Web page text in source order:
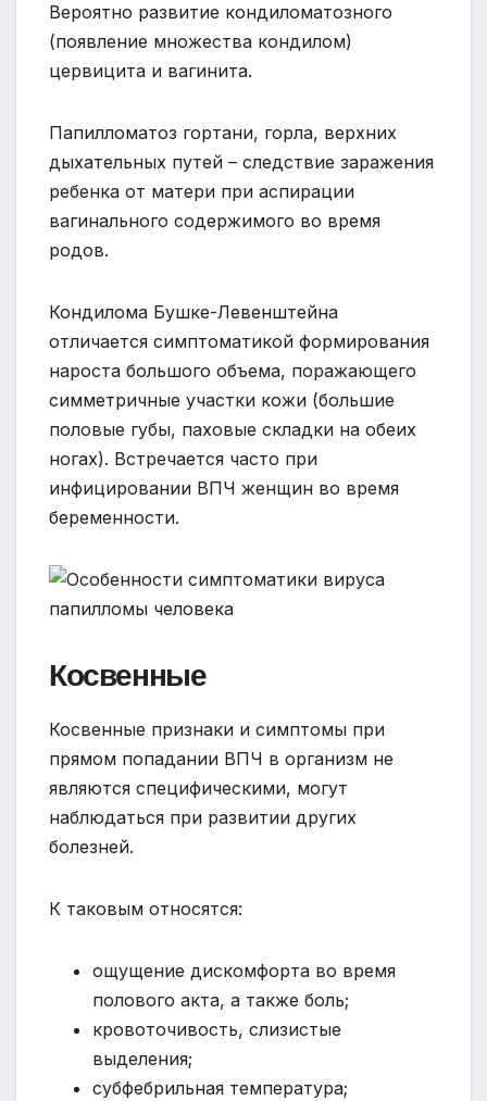
Вероятно развитие кондиломатозного
(появление множества кондилом)
цервицита и вагинита.
Папилломатоз гортани, горла, верхних
дыхательных путей – следствие заражения
ребенка от матери при аспирации
вагинального содержимого во время
родов.
Кондилома Бушке-Левенштейна
отличается симптоматикой формирования
нароста большого объема, поражающего
симметричные участки кожи (большие
половые губы, паховые складки на обеих
ногах). Встречается часто при
инфицировании ВПЧ женщин во время
беременности.
Косвенные
Косвенные признаки и симптомы при
прямом попадании ВПЧ в организм не
являются специфическими, могут
наблюдаться при развитии других
болезней.
К таковым относятся:
ощущение дискомфорта во время
полового акта, а также боль;
кровоточивость, слизистые
выделения;
субфебрильная температура;